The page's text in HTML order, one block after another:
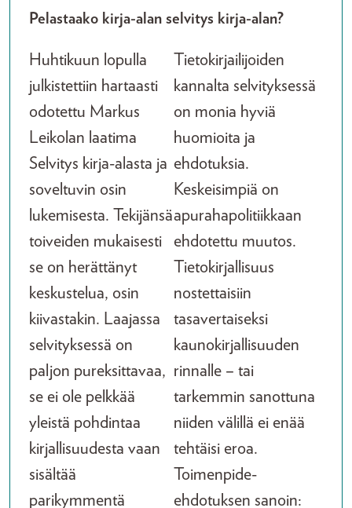
Pelastaako kirja-alan selvitys kirja-alan?
Huhtikuun lopulla
julkistettiin hartaasti
odotettu Markus
Leikolan laatima
Selvitys kirja-alasta ja
soveltuvin osin
lukemisesta. Tekijänsä
toiveiden mukaisesti
se on herättänyt
keskustelua, osin
kiivastakin. Laajassa
selvityksessä on
paljon pureksittavaa,
se ei ole pelkkää
yleistä pohdintaa
kirjallisuudesta vaan
sisältää
parikymmentä
Tietokirjailijoiden
kannalta selvityksessä
on monia hyviä
huomioita ja
ehdotuksia.
Keskeisimpiä on
apurahapolitiikkaan
ehdotettu muutos.
Tietokirjallisuus
nostettaisiin
tasavertaiseksi
kaunokirjallisuuden
rinnalle – tai
tarkemmin sanottuna
niiden välillä ei enää
tehtäisi eroa.
Toimenpide-
ehdotuksen sanoin: